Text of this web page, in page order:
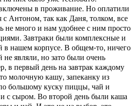
в проживание. Но оплатили
с Антоном, так как Даня, толком, все
не много и нам удобнее с ним просто
Завтраки были комплексные и
в нашем корпусе. В общем-то, ничего
не являли, но зато были очень
в первый день на завтрак каждому
молочную кашу, запеканку из
большому куску пиццы, чай и
с сыром. Во второй день были каша